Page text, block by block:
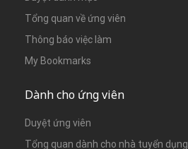
Tổng quan về ứng viên
Thông báo việc làm
My Bookmarks
Dành cho ứng viên
Duyệt ứng viên
Tổng quan dành cho nhà tuyển dụng